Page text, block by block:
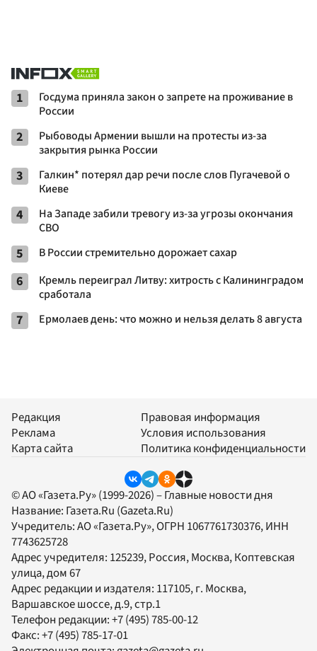
1
Госдума приняла закон о запрете на проживание в
России
2
Рыбоводы Армении вышли на протесты из-за
закрытия рынка России
3
Галкин* потерял дар речи после слов Пугачевой о
Киеве
4
На Западе забили тревогу из-за угрозы окончания
СВО
5 В России стремительно дорожает сахар
6
Кремль переиграл Литву: хитрость с Калининградом
сработала
7 Ермолаев день: что можно и нельзя делать 8 августа
Редакция
Реклама
Карта сайта
Правовая информация
Условия использования
Политика конфиденциальности
© АО «Газета.Ру» (1999-2026) – Главные новости дня
Название: Газета.Ru (Gazeta.Ru)
Учредитель:АО «Газета.Ру», ОГРН 1067761730376, ИНН
7743625728
Адрес учредителя: 125239, Россия, Москва, Коптевская
улица, дом 67
Адрес редакции и издателя: 117105, г. Москва,
Варшавское шоссе, д.9, стр.1
Телефон редакции:+7 (495) 785-00-12
Факс:+7 (495) 785-17-01